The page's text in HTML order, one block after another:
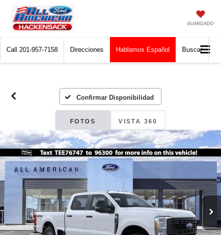
GUARDADO
Call 201-957-7158 Direcciones Hablamos Español Buscar
Confirmar Disponibilidad
FOTOS VISTA 360